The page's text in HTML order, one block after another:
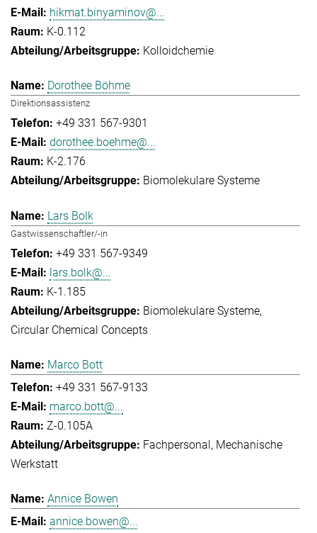
hikmat.binyaminov@...
K-0.112
Kolloidchemie
Dorothee Böhme
Direktionsassistenz
+49 331 567-9301
dorothee.boehme@...
K-2.176
Biomolekulare Systeme
Lars Bolk
Gastwissenschaftler/-in
+49 331 567-9349
lars.bolk@...
K-1.185
Biomolekulare Systeme
Circular Chemical Concepts
Marco Bott
+49 331 567-9133
marco.bott@...
Z-0.105A
Fachpersonal Mechanische
Werkstatt
Annice Bowen
annice.bowen@...